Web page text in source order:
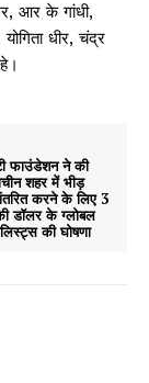
आर के गांधी,
धीर, चंद्र
फाउंडेशन ने की
शहर में भीड़
करने के लिए 3
डॉलर के ग्‍लोबल
की घोषणा